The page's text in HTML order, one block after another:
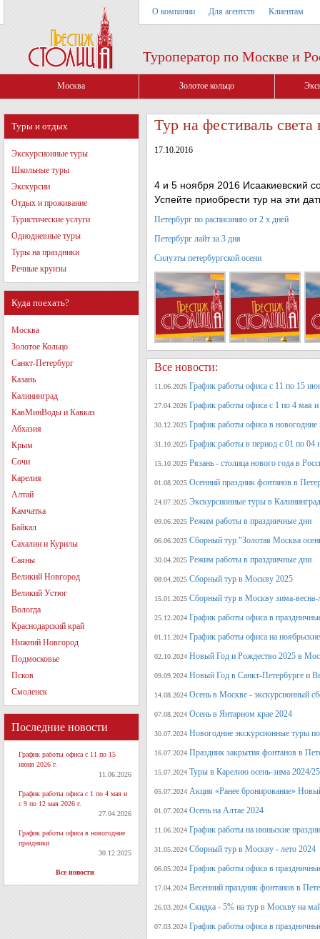
О компании Для агентств Клиентам
Туроператор по Москве и
Москва Золотое кольцо
Туры и отдых
Экскурсионные туры
Школьные туры
Экскурсии
Отдых и проживание
Туристические услуги
Однодневные туры
Туры на праздники
Речные круизы
Куда поехать?
Москва
Золотое Кольцо
Санкт-Петербург
Казань
Калининград
КавМинВоды и Кавказ
Абхазия
Крым
Сочи
Карелия
Алтай
Камчатка
Байкал
Сахалин и Курилы
Саяны
Великий Новгород
Великий Устюг
Вологда
Краснодарский край
Нижний Новгород
Подмосковье
Псков
Смоленск
Последние новости
График работы офиса с 11 по 15
июня 2026 г.
11.06.2026
График работы офиса с 1 по 4 мая и
с 9 по 12 мая 2026 г.
27.04.2026
График работы офиса в новогодние
праздники
30.12.2025
Все новости
Тур на фестиваль
17.10.2016
4 и 5 ноября 2016 Исаакиевский
Успейте приобрести тур на эти
Петербург по расписанию от 2 х дней
Петербург лайт за 3 дня
Силуэты петербургской осени
Все новости:
11.06.2026 График работы офиса с 11 по 15
27.04.2026 График работы офиса с 1 по 4 мая
30.12.2025 График работы офиса в новогодние
31.10.2025 График работы в период с 01 по 04
15.10.2025 Рязань - столица нового года в
01.08.2025 Осенний праздник фонтанов в
24.07.2025 Экскурсионные туры в
09.06.2025 Режим работы в праздничные дни
06.06.2025 Сборный тур "Золотая Москва
30.04.2025 Режим работы в праздничные дни
08.04.2025 Сборный тур в Москву 2025
15.01.2025 Сборный тур в Москву зима-весна-
25.12.2024 График работы офиса в
01.11.2024 График работы офиса на
02.10.2024 Новый Год и Рождество 2025 в
09.09.2024 Новый Год в Санкт-Петербурге и
14.08.2024 Осень в Москве - экскурсионный
07.08.2024 Осень в Янтарном крае 2024
30.07.2024 Новогодние экскурсионные туры
16.07.2024 Праздник закрытия фонтанов в
15.07.2024 Туры в Карелию осень-зима 2024/25
05.07.2024 Акция «Ранее бронирование»
01.07.2024 Осень на Алтае 2024
11.06.2024 График работы на июньские
31.05.2024 Сборный тур в Москву - лето 2024
06.05.2024 График работы офиса в
17.04.2024 Весенний праздник фонтанов в
26.03.2024 Скидка - 5% на тур в Москву на
07.03.2024 График работы офиса в